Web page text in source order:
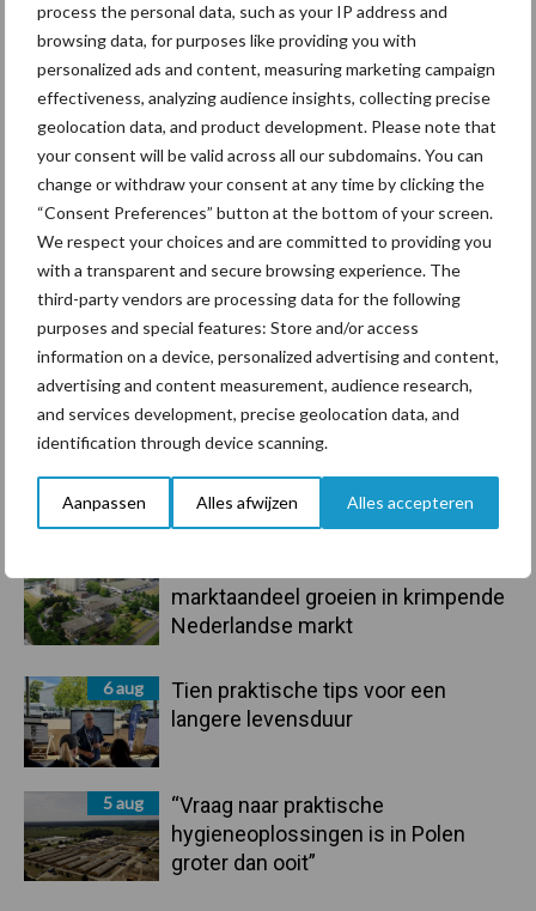
process the personal data, such as your IP address and
browsing data, for purposes like providing you with
personalized ads and content, measuring marketing campaign
effectiveness, analyzing audience insights, collecting precise
geolocation data, and product development. Please note that
your consent will be valid across all our subdomains. You can
change or withdraw your consent at any time by clicking the
“Consent Preferences” button at the bottom of your screen.
We respect your choices and are committed to providing you
with a transparent and secure browsing experience. The
third-party vendors are processing data for the following
purposes and special features: Store and/or access
information on a device, personalized advertising and content,
advertising and content measurement, audience research,
and services development, precise geolocation data, and
identification through device scanning.
Aanpassen Alles afwijzen Alles accepteren
Primaire
Sidebar
Recent nieuws Partner nieuws
7 aug
Grondstoffenmarkt blijft grillig:
droogte en geopolitiek houden
handel in de greep
7 aug
De speenhuid: een vaak
onderschatte risicofactor voor
mastitis
marktaandeel groeien in krimpende
Nederlandse markt
6 aug
Tien praktische tips voor een
langere levensduur
5 aug
“Vraag naar praktische
hygieneoplossingen is in Polen
groter dan ooit”
Voerhekken
Toon meer